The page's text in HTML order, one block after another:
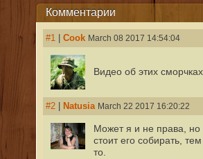
Комментарии
#1| Cook March 08 2017 14:54:04
Видео об этих
#2| Natusia March 22 2017 16:20:22
Может я и не права, но
стоит его собирать,
то.